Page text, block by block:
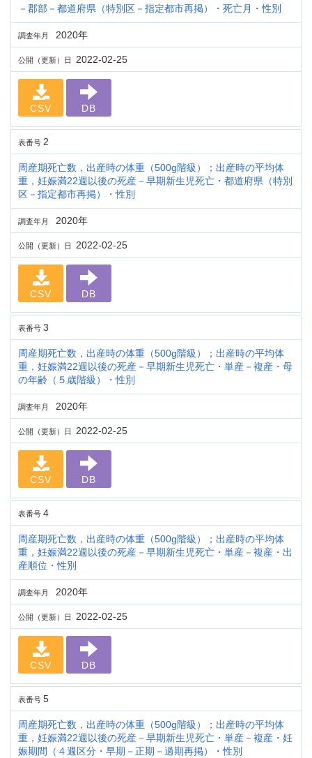
－郡部－都道府県（特別区－指定都市再掲）・死亡月・性別
調査年月 2020年
公開（更新）日 2022-02-25
CSV DB
表番号 2
周産期死亡数，出産時の体重（500g階級）；出産時の平均体
重，妊娠満22週以後の死産－早期新生児死亡・都道府県（特別
区－指定都市再掲）・性別
調査年月 2020年
公開（更新）日 2022-02-25
CSV DB
表番号 3
周産期死亡数，出産時の体重（500g階級）；出産時の平均体
重，妊娠満22週以後の死産－早期新生児死亡・単産－複産・母
の年齢（５歳階級）・性別
調査年月 2020年
公開（更新）日 2022-02-25
CSV DB
表番号 4
周産期死亡数，出産時の体重（500g階級）；出産時の平均体
重，妊娠満22週以後の死産－早期新生児死亡・単産－複産・出
産順位・性別
調査年月 2020年
公開（更新）日 2022-02-25
CSV DB
表番号 5
周産期死亡数，出産時の体重（500g階級）；出産時の平均体
重，妊娠満22週以後の死産－早期新生児死亡・単産－複産・妊
娠期間（４週区分・早期－正期－過期再掲）・性別